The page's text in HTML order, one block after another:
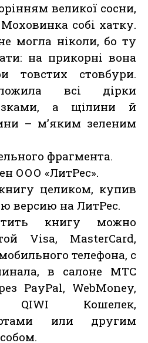
великої сосни,
собі хатку.
могла ніколи, бо ту
на прикорні вона
товстих стовбури.
всі дірки
а щілини й
– м’яким зеленим
фрагмента.
ООО «ЛитРес».
целиком, купив
версию на ЛитРес.
книгу можно
Visa, MasterCard,
телефона, с
в салоне МТС
PayPal, WebMoney,
QIWI Кошелек,
или другим